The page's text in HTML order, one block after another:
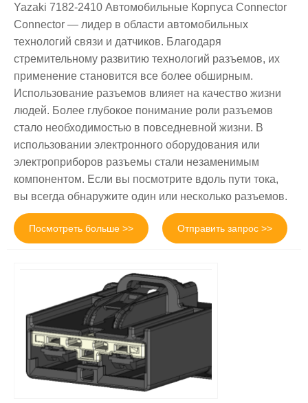
Yazaki 7182-2410 Автомобильные Корпуса Connector
Connector — лидер в области автомобильных
технологий связи и датчиков. Благодаря
стремительному развитию технологий разъемов, их
применение становится все более обширным.
Использование разъемов влияет на качество жизни
людей. Более глубокое понимание роли разъемов
стало необходимостью в повседневной жизни. В
использовании электронного оборудования или
электроприборов разъемы стали незаменимым
компонентом. Если вы посмотрите вдоль пути тока,
вы всегда обнаружите один или несколько разъемов.
Посмотреть больше >> Отправить запрос >>